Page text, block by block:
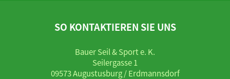
SO KONTAKTIEREN SIE UNS
Bauer Seil & Sport e. K.
Seilergasse 1
09573 Augustusburg / Erdmannsdorf